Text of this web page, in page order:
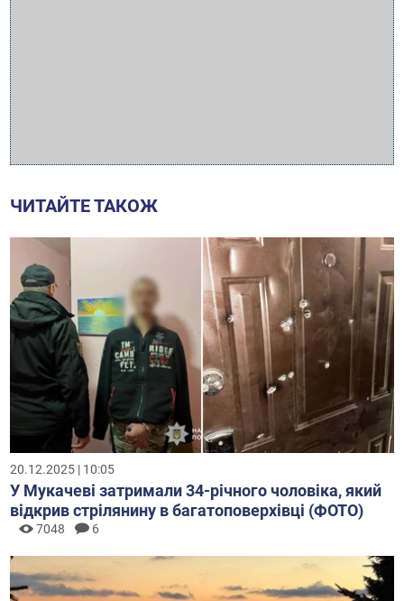
ЧИТАЙТЕ ТАКОЖ
20.12.2025 | 10:05
У Мукачеві затримали 34-річного чоловіка, який
відкрив стрілянину в багатоповерхівці (ФОТО)
7048 6